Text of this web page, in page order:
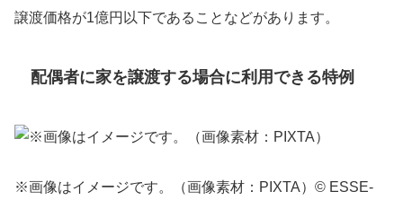
譲渡価格が1億円以下であることなどがあります。
配偶者に家を譲渡する場合に利用できる特例
※画像はイメージです。（画像素材：PIXTA）© ESSE-